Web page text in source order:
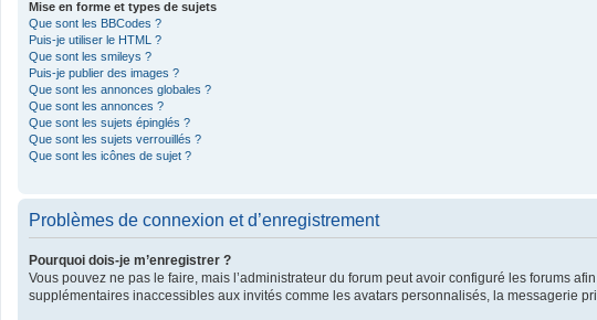
Mise en forme et types de sujets
Que sont les BBCodes ?
Puis-je utiliser le HTML ?
Que sont les smileys ?
Puis-je publier des images ?
Que sont les annonces globales ?
Que sont les annonces ?
Que sont les sujets épinglés ?
Que sont les sujets verrouillés ?
Que sont les icônes de sujet ?
Problèmes de connexion et d’enregistrement
Pourquoi dois-je m’enregistrer ?
Vous pouvez ne pas le faire, mais l’administrateur du forum peut avoir configuré les forums
supplémentaires inaccessibles aux invités comme les avatars personnalisés, la messagerie